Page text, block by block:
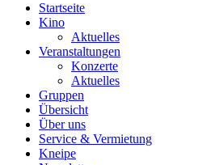
Startseite
Kino
Aktuelles
Veranstaltungen
Konzerte
Aktuelles
Gruppen
Übersicht
Über uns
Service & Vermietung
Kneipe